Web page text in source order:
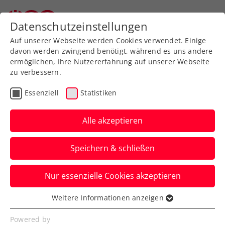
Aktuelle News
News filtern
Datenschutzeinstellungen
Auf unserer Webseite werden Cookies verwendet. Einige
davon werden zwingend benötigt, während es uns andere
ermöglichen, Ihre Nutzererfahrung auf unserer Webseite
zu verbessern.
Essenziell Statistiken
Alle akzeptieren
Speichern & schließen
Nur essenzielle Cookies akzeptieren
Essenziell
Essenzielle Cookies werden für grundlegende
Weitere Informationen anzeigen
Powered by